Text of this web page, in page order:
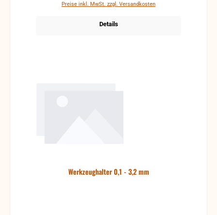
Preise inkl. MwSt. zzgl. Versandkosten
Details
Werkzeughalter 0,1 - 3,2 mm